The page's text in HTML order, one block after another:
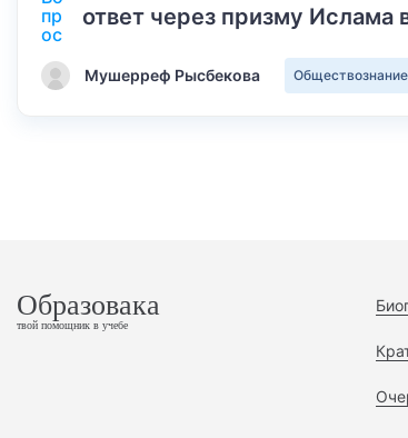
ответ через призму Ислама
Мушерреф Рысбекова Обществознание
Образовака
твой помощник в учебе